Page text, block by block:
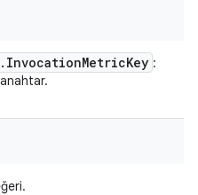
. InvocationMetricKey :